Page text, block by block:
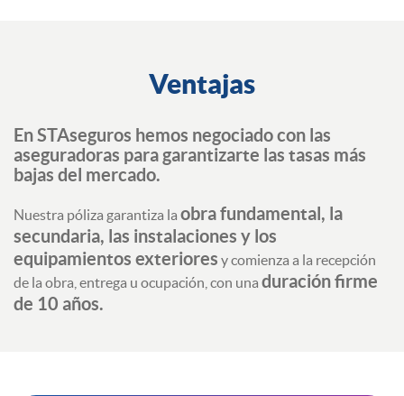
Ventajas
​En STAseguros hemos negociado con las
aseguradoras para garantizarte las tasas más
bajas del mercado.
Nuestra póliza garantiza la obra fundamental, la
secundaria, las instalaciones y los
equipamientos exteriores y comienza a la recepción
de la obra, entrega u ocupación, con una duración firme
de 10 años.